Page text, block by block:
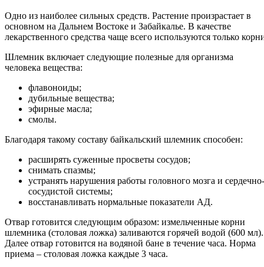
Одно из наиболее сильных средств. Растение произрастает в
основном на Дальнем Востоке и Забайкалье. В качестве
лекарственного средства чаще всего используются только
Шлемник включает следующие полезные для организма
человека вещества:
флавоноиды;
дубильные вещества;
эфирные масла;
смолы.
Благодаря такому составу байкальский шлемник способен:
расширять суженные просветы сосудов;
снимать спазмы;
устранять нарушения работы головного мозга и сердечно-
сосудистой системы;
восстанавливать нормальные показатели АД.
Отвар готовится следующим образом: измельченные корни
шлемника (столовая ложка) заливаются горячей водой (600 мл).
Далее отвар готовится на водяной бане в течение часа. Норма
приема – столовая ложка каждые 3 часа.